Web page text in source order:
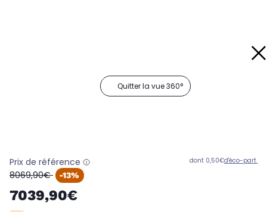
Quitter la vue 360°
Prix de référence
oldPrice
8069,90€ -13%
7039,90€
dont 0,50€d'éco-part.